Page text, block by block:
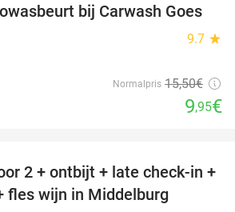
36%
bij Carwash Goes
9.7 star
Normalpris 15,50€
9,95€
52%
2 + ontbijt + late check-in +
fles wijn in Middelburg